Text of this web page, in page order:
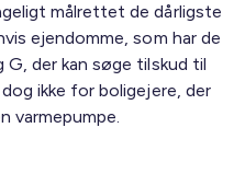
målrettet de dårligste
ejendomme, som har de
der kan søge tilskud til
ikke for boligejere, der
varmepumpe.